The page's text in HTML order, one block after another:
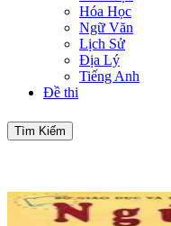
Hóa Học
Ngữ Văn
Lịch Sử
Địa Lý
Tiếng Anh
Đề thi
Tìm Kiếm